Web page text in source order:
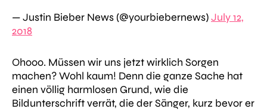
— Justin Bieber News (@yourbiebernews)July 12,
2018
Ohooo. Müssen wir uns jetzt wirklich Sorgen
machen? Wohl kaum! Denn die ganze Sache hat
einen völlig harmlosen Grund, wie die
Bildunterschrift verrät, die der Sänger, kurz bevor er